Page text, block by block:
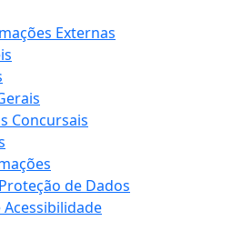
Externas
Concursais
de Dados